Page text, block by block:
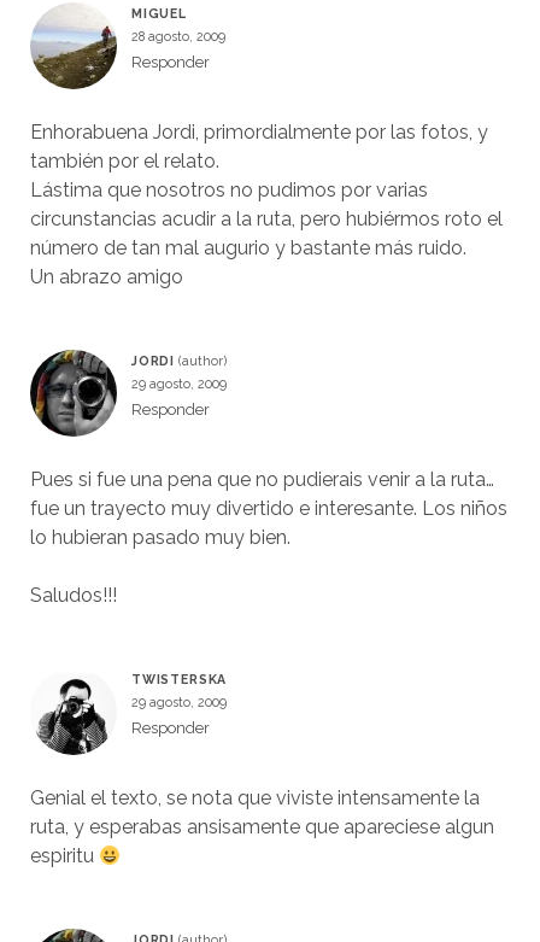
MIGUEL
28 agosto, 2009
Responder
Enhorabuena Jordi, primordialmente por las fotos, y
también por el relato.
Lástima que nosotros no pudimos por varias
circunstancias acudir a la ruta, pero hubiérmos roto el
número de tan mal augurio y bastante más ruido.
Un abrazo amigo
JORDI
29 agosto, 2009
Responder
Pues si fue una pena que no pudierais venir a la ruta…
fue un trayecto muy divertido e interesante. Los niños
lo hubieran pasado muy bien.
Saludos!!!
TWISTERSKA
29 agosto, 2009
Responder
Genial el texto, se nota que viviste intensamente la
ruta, y esperabas ansisamente que apareciese algun
espiritu